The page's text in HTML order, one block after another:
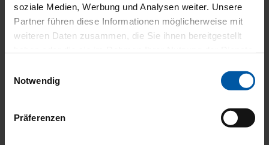
soziale Medien, Werbung und Analysen weiter. Unsere
Partner führen diese Informationen möglicherweise mit
weiteren Daten zusammen, die Sie ihnen bereitgestellt
Notwendig
Präferenzen
ESP